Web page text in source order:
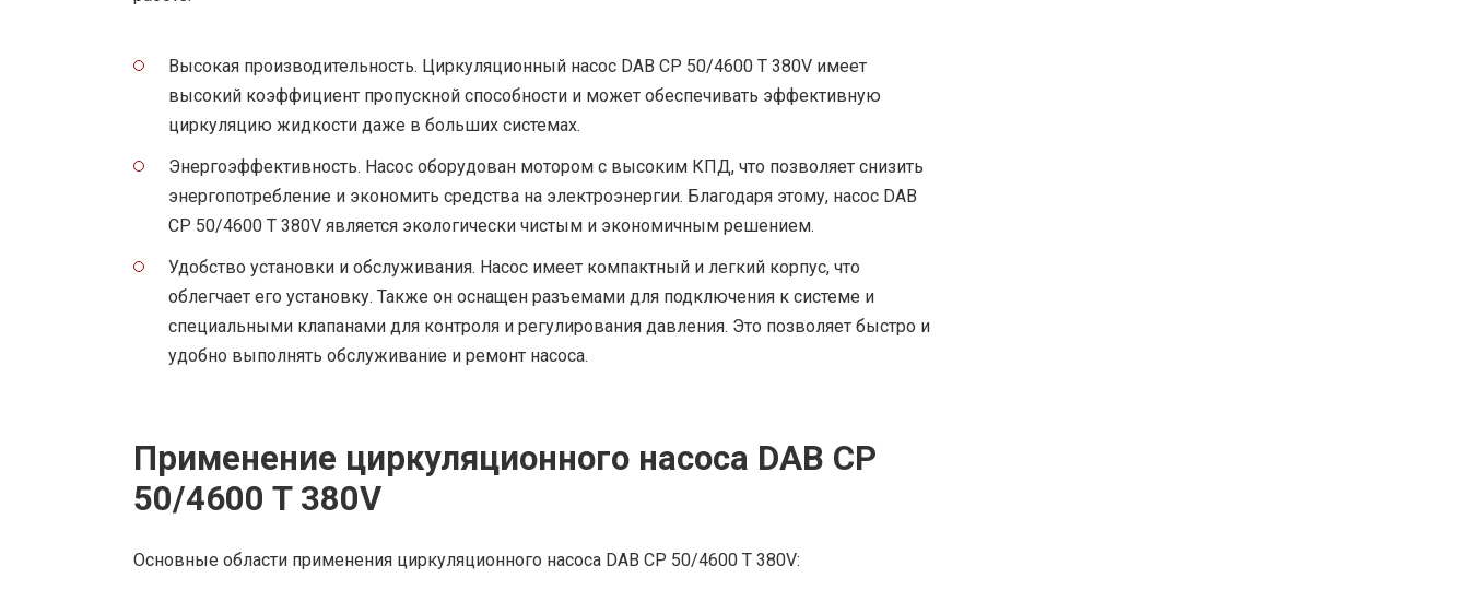
Высокая производительность. Циркуляционный насос DAB CP 50/4600 T 380V имеет
высокий коэффициент пропускной способности и может обеспечивать эффективную
циркуляцию жидкости даже в больших системах.
Энергоэффективность. Насос оборудован мотором с высоким КПД, что позволяет снизить
энергопотребление и экономить средства на электроэнергии. Благодаря этому, насос DAB
CP 50/4600 T 380V является экологически чистым и экономичным решением.
Удобство установки и обслуживания. Насос имеет компактный и легкий корпус, что
облегчает его установку. Также он оснащен разъемами для подключения к системе и
специальными клапанами для контроля и регулирования давления. Это позволяет быстро и
удобно выполнять обслуживание и ремонт насоса.
Применение циркуляционного насоса DAB CP
50/4600 T 380V
Основные области применения циркуляционного насоса DAB CP 50/4600 T 380V: